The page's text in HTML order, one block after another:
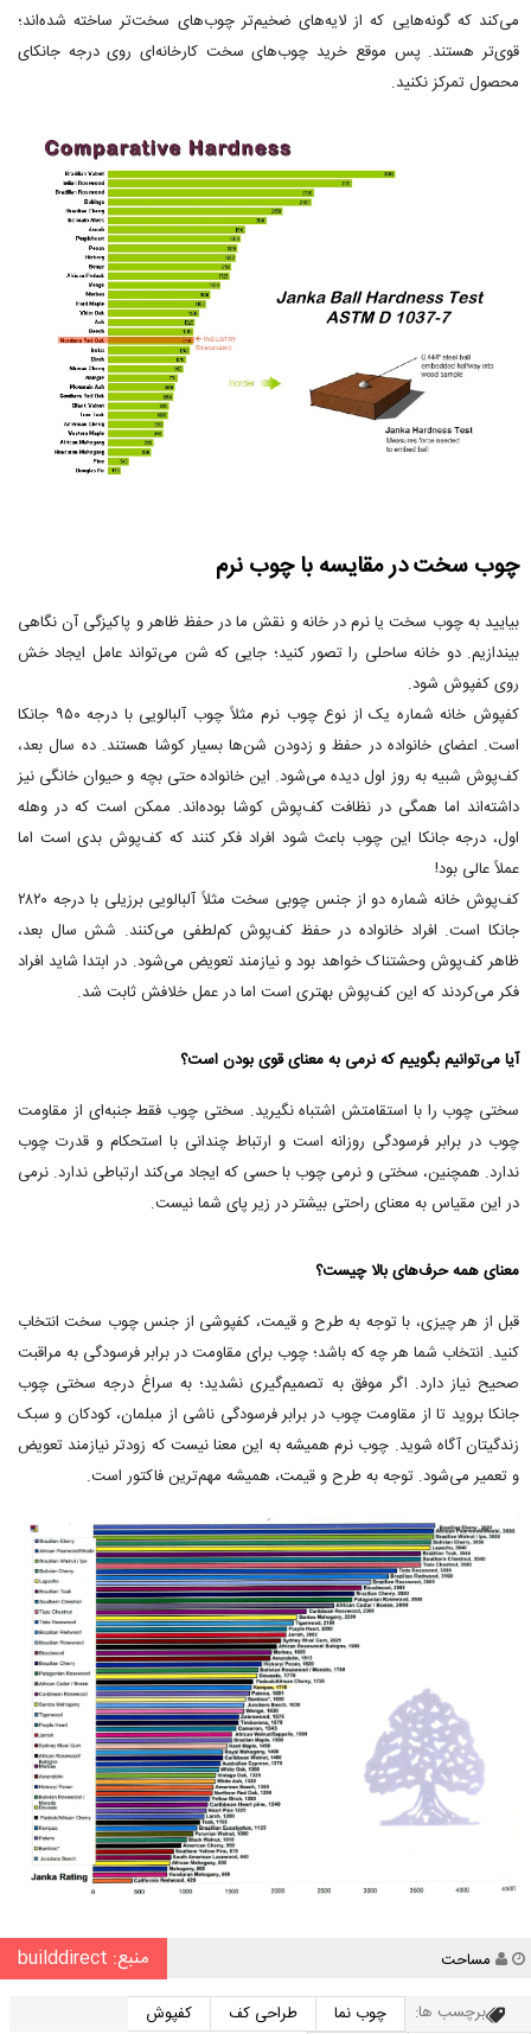
می‌کند که گونه‌هایی که از لایه‌های ضخیم‌تر چوب‌های سخت‌تر ساخته شده‌اند؛
قوی‌تر هستند. پس موقع خرید چوب‌های سخت کارخانه‌ای روی درجه جانکای
محصول تمرکز نکنید.
چوب سخت در مقایسه با چوب نرم
بیایید به چوب سخت یا نرم در خانه و نقش ما در حفظ ظاهر و پاکیزگی آن نگاهی
بیندازیم. دو خانه ساحلی را تصور کنید؛ جایی که شن می‌تواند عامل ایجاد خش
روی کفپوش شود.
کفپوش خانه شماره یک از نوع چوب نرم مثلاً چوب آلبالویی با درجه ۹۵۰ جانکا
است. اعضای خانواده در حفظ و زدودن شن‌ها بسیار کوشا هستند. ده سال بعد،
کف‌پوش شبیه به روز اول دیده می‌شود. این خانواده حتی بچه و حیوان خانگی نیز
داشته‌اند اما همگی در نظافت کف‌پوش کوشا بوده‌اند. ممکن است که در وهله
اول، درجه جانکا این چوب باعث شود افراد فکر کنند که کف‌پوش بدی است اما
عملاً عالی بود!
کف‌پوش خانه شماره دو از جنس چوبی سخت مثلاً آلبالویی برزیلی با درجه ۲۸۲۰
جانکا است. افراد خانواده در حفظ کف‌پوش کم‌لطفی می‌کنند. شش سال بعد،
ظاهر کف‌پوش وحشتناک خواهد بود و نیازمند تعویض می‌شود. در ابتدا شاید افراد
فکر می‌کردند که این کف‌پوش بهتری است اما در عمل خلافش ثابت شد.
آیا می‌توانیم بگوییم که نرمی به معنای قوی بودن است؟
سختی چوب را با استقامتش اشتباه نگیرید. سختی چوب فقط جنبه‌ای از مقاومت
چوب در برابر فرسودگی روزانه است و ارتباط چندانی با استحکام و قدرت چوب
ندارد. همچنین، سختی و نرمی چوب با حسی که ایجاد می‌کند ارتباطی ندارد. نرمی
در این مقیاس به معنای راحتی بیشتر در زیر پای شما نیست.
معنای همه حرف‌های بالا چیست؟
قبل از هر چیزی، با توجه به طرح و قیمت، کفپوشی از جنس چوب سخت انتخاب
کنید. انتخاب شما هر چه که باشد؛ چوب برای مقاومت در برابر فرسودگی به مراقبت
صحیح نیاز دارد. اگر موفق به تصمیم‌گیری نشدید؛ به سراغ درجه سختی چوب
جانکا بروید تا از مقاومت چوب در برابر فرسودگی ناشی از مبلمان، کودکان و سبک
زندگیتان آگاه شوید. چوب نرم همیشه به این معنا نیست که زودتر نیازمند تعویض
و تعمیر می‌شود. توجه به طرح و قیمت، همیشه مهم‌ترین فاکتور است.
نویسنده
مساحت منبع: builddirect
برچسب ها: چوب نما طراحی کف
کفپوش